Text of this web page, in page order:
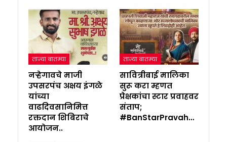
ताज्या बातम्या
नऱ्हेगावचे माजी
उपसरपंच अक्षय इंगळे
यांच्या
वाढदिवसानिमित्त
रक्तदान शिबिराचे
आयोजन..
ताज्या बातम्या
सावित्रीबाई मालिका
सुरू करा म्हणत
प्रेक्षकांचा स्टार प्रवाहवर
संताप;
#BanStarPravah…